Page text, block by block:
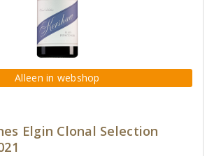
Alleen in webshop
Elgin Clonal Selection